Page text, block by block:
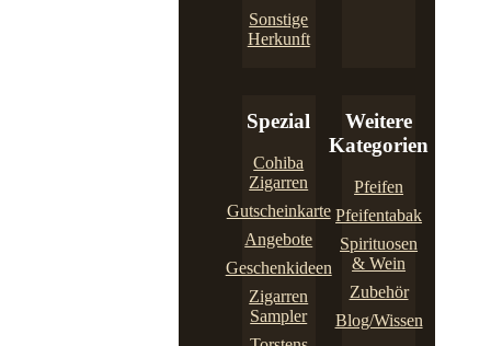
Sonstige
Herkunft
Spezial
Cohiba
Zigarren
Gutscheinkarte
Angebote
Geschenkideen
Zigarren
Sampler
Weitere
Kategorien
Pfeifen
Pfeifentabak
Spirituosen
& Wein
Zubehör
Blog/Wissen